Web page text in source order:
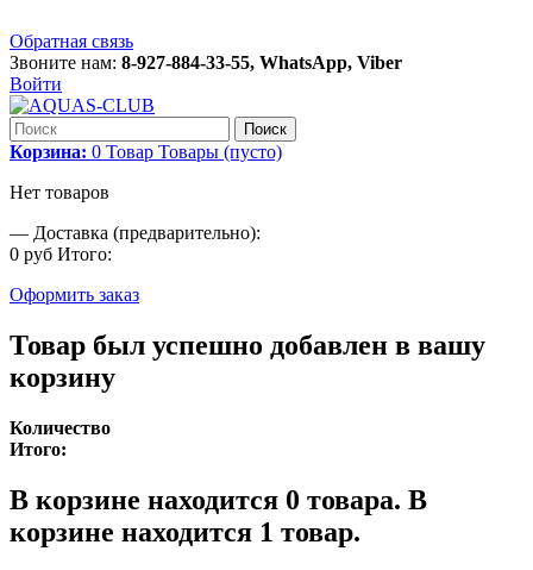
Обратная связь
Звоните нам: 8-927-884-33-55, WhatsApp, Viber
Войти
Поиск
Корзина: 0 Товар Товары (пусто)
Нет товаров
— Доставка (предварительно):
0 руб Итого:
Оформить заказ
Товар был успешно добавлен в вашу
корзину
Количество
Итого:
В корзине находится 0 товара. В
корзине находится 1 товар.